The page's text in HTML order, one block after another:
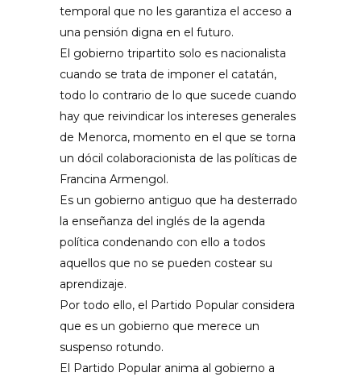
temporal que no les garantiza el acceso a
una pensión digna en el futuro.
El gobierno tripartito solo es nacionalista
cuando se trata de imponer el catatán,
todo lo contrario de lo que sucede cuando
hay que reivindicar los intereses generales
de Menorca, momento en el que se torna
un dócil colaboracionista de las políticas de
Francina Armengol.
Es un gobierno antiguo que ha desterrado
la enseñanza del inglés de la agenda
política condenando con ello a todos
aquellos que no se pueden costear su
aprendizaje.
Por todo ello, el Partido Popular considera
que es un gobierno que merece un
suspenso rotundo.
El Partido Popular anima al gobierno a